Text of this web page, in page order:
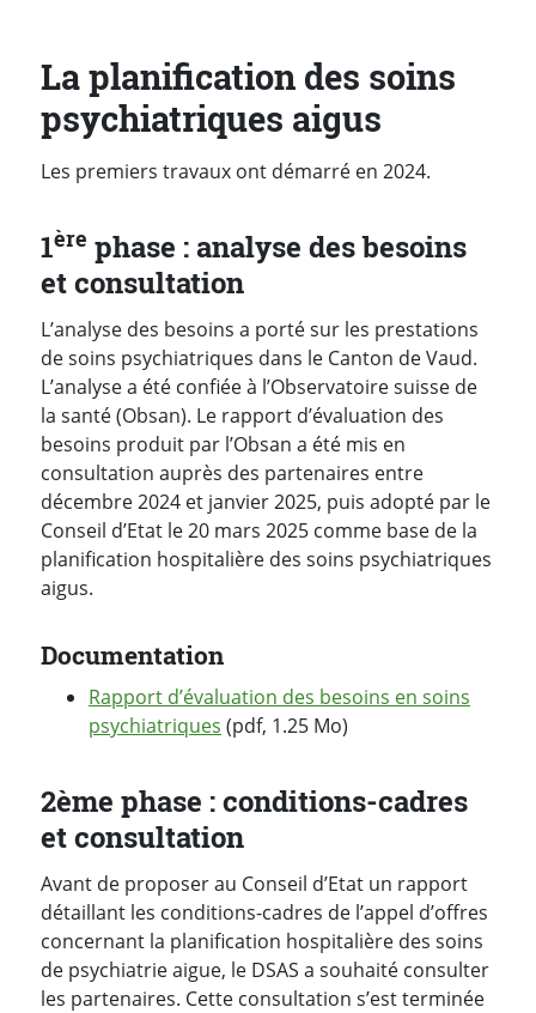
La planification des soins
psychiatriques aigus
Les premiers travaux ont démarré en 2024.
1ère phase : analyse des besoins
et consultation
L’analyse des besoins a porté sur les prestations
de soins psychiatriques dans le Canton de Vaud.
L’analyse a été confiée à l’Observatoire suisse de
la santé (Obsan). Le rapport d’évaluation des
besoins produit par l’Obsan a été mis en
consultation auprès des partenaires entre
décembre 2024 et janvier 2025, puis adopté par le
Conseil d’Etat le 20 mars 2025 comme base de la
planification hospitalière des soins psychiatriques
aigus.
Documentation
Rapport d’évaluation des besoins en soins
psychiatriques (pdf, 1.25 Mo)
2ème phase : conditions-cadres
et consultation
Avant de proposer au Conseil d’Etat un rapport
détaillant les conditions-cadres de l’appel d’offres
concernant la planification hospitalière des soins
de psychiatrie aigue, le DSAS a souhaité consulter
les partenaires. Cette consultation s’est terminée